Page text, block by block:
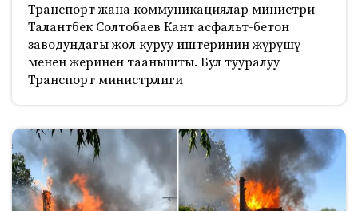
Транспорт жана коммуникациялар министри
Талантбек Солтобаев Кант асфальт-бетон
заводундагы жол куруу иштеринин жүрүшү
менен жеринен таанышты. Бул тууралуу
Транспорт министрлиги